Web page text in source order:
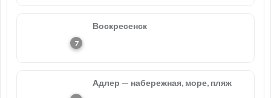
Воскресенск
Адлер — набережная, море, пляж